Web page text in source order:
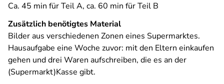
Ca. 45 min für Teil A, ca. 60 min für Teil B
Zusätzlich benötigtes Material
Bilder aus verschiedenen Zonen eines Supermarktes.
Hausaufgabe eine Woche zuvor: mit den Eltern einkaufen
gehen und drei Waren aufschreiben, die es an der
(Supermarkt)Kasse gibt.